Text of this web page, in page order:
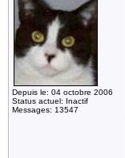
Depuis le: 04 octobre 2006
Status actuel: Inactif
Messages: 13547